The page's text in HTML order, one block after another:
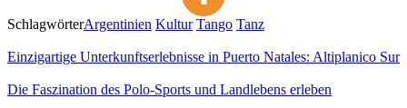
SchlagwörterArgentinien Kultur Tango Tanz
Einzigartige Unterkunftserlebnisse in Puerto Natales: Altiplanico Sur
Die Faszination des Polo-Sports und Landlebens erleben